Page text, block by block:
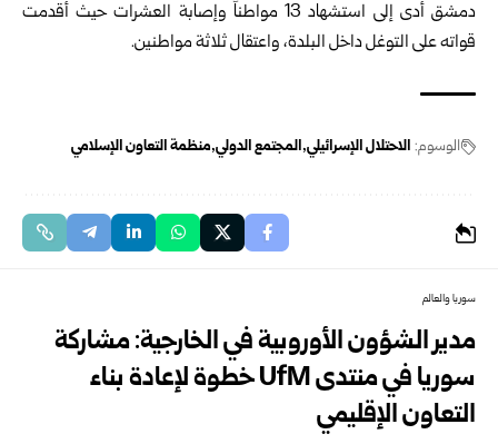
دمشق أدى إلى استشهاد 13 مواطناً وإصابة العشرات حيث أقدمت
قواته على التوغل داخل البلدة، واعتقال ثلاثة مواطنين.
الوسوم: الاحتلال الإسرائيلي المجتمع الدولي منظمة التعاون الإسلامي
سوريا والعالم
مدير الشؤون الأوروبية في الخارجية: مشاركة
سوريا في منتدى UfM خطوة لإعادة بناء
التعاون الإقليمي